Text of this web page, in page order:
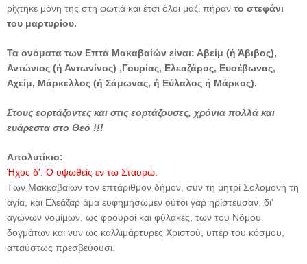
ρίχτηκε μόνη της στη φωτιά και έτσι όλοι μαζί πήραν το στεφάνι
του μαρτυρίου.
Τα ονόματα των Επτά Μακαβαίών είναι: Αβείμ (ή Άβιβος),
Αντώνιος (ή Αντωνίνος) ,Γουρίας, Ελεαζάρος, Ευσέβωνας,
Αχείμ, Μάρκελλος (ή Σάμωνας, ή Εύλαλος ή Μάρκος).
Στους εορτάζοντες και στις εορτάζουσες, χρόνια πολλά και
ευάρεστα στο Θεό !!!
Απολυτίκιο:
Ήχος δ'. Ο υψωθείς εν τω Σταυρώ.
Των Μακκαβαίων τον επτάριθμον δήμον, συν τη μητρί Σολομονή τη
αγία, και Ελεάζαρ άμα ευφημήσωμεν ούτοι γαρ ηρίστευσαν, δι'
αγώνων νομίμων, ως φρουροί και φύλακες, των του Νόμου
δογμάτων και νυν ως καλλιμάρτυρες Χριστού, υπέρ του κόσμου,
απαύστως πρεσβεύουσι.